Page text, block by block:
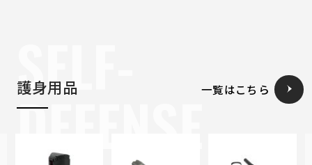
護身用品
SELF-
DEFENSE 一覧はこちら